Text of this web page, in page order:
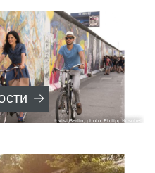
visitBerlin, photo: Philipp Koschel